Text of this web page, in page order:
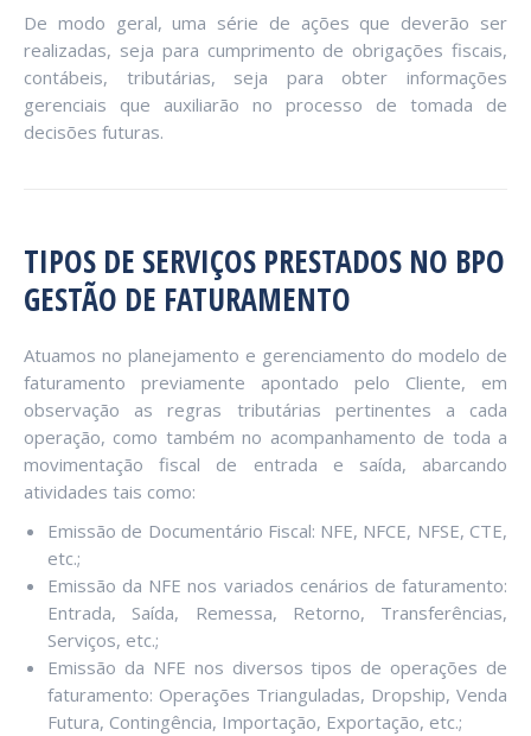
De modo geral, uma série de ações que deverão ser
realizadas, seja para cumprimento de obrigações fiscais,
contábeis, tributárias, seja para obter informações
gerenciais que auxiliarão no processo de tomada de
decisões futuras.
TIPOS DE SERVIÇOS PRESTADOS NO BPO
GESTÃO DE FATURAMENTO
Atuamos no planejamento e gerenciamento do modelo de
faturamento previamente apontado pelo Cliente, em
observação as regras tributárias pertinentes a cada
operação, como também no acompanhamento de toda a
movimentação fiscal de entrada e saída, abarcando
atividades tais como:
Emissão de Documentário Fiscal: NFE, NFCE, NFSE, CTE,
etc.;
Emissão da NFE nos variados cenários de faturamento:
Entrada, Saída, Remessa, Retorno, Transferências,
Serviços, etc.;
Emissão da NFE nos diversos tipos de operações de
faturamento: Operações Trianguladas, Dropship, Venda
Futura, Contingência, Importação, Exportação, etc.;